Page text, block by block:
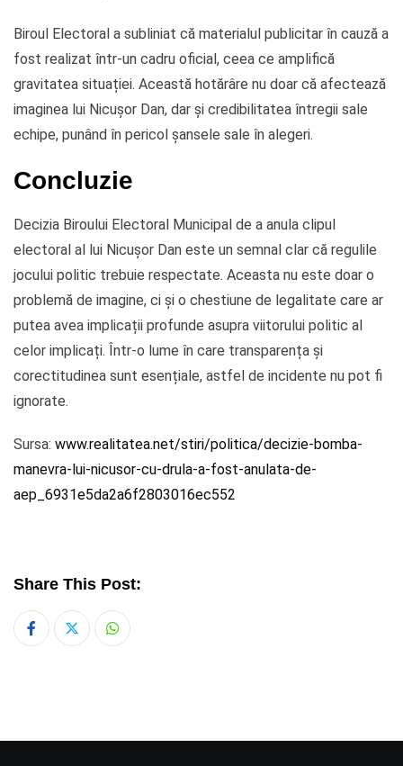
Biroul Electoral a subliniat că materialul publicitar în cauză a
fost realizat într-un cadru oficial, ceea ce amplifică
gravitatea situației. Această hotărâre nu doar că afectează
imaginea lui Nicușor Dan, dar și credibilitatea întregii sale
echipe, punând în pericol șansele sale în alegeri.
Concluzie
Decizia Biroului Electoral Municipal de a anula clipul
electoral al lui Nicușor Dan este un semnal clar că regulile
jocului politic trebuie respectate. Aceasta nu este doar o
problemă de imagine, ci și o chestiune de legalitate care ar
putea avea implicații profunde asupra viitorului politic al
celor implicați. Într-o lume în care transparența și
corectitudinea sunt esențiale, astfel de incidente nu pot fi
ignorate.
Sursa: www.realitatea.net/stiri/politica/decizie-bomba-
manevra-lui-nicusor-cu-drula-a-fost-anulata-de-
aep_6931e5da2a6f2803016ec552
Share This Post:
Whatsapp